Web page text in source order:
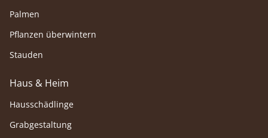
Palmen
Pflanzen überwintern
Stauden
Haus & Heim
Hausschädlinge
Grabgestaltung